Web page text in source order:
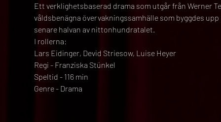
Ett verklighetsbaserad drama som utgår från Werner
våldsbenägna övervakningssamhälle som byggdes
senare halvan av nittonhundratalet.
I rollerna:
Lars Eidinger, Devid Striesow, Luise Heyer
Regi - Franziska Stünkel
Speltid - 116 min
Genre - Drama